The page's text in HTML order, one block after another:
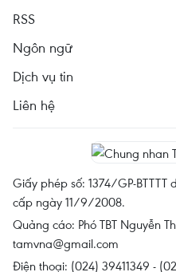
RSS
Ngôn ngữ
Dịch vụ tin
Liên hệ
Giấy phép số: 1374/GP-BTTTT
cấp ngày 11/9/2008.
Quảng cáo: Phó TBT Nguyễn
tamvna@gmail.com
Điện thoại: (024) 39411349 -